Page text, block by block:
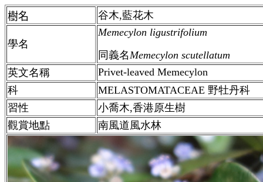
樹名 谷木,藍花木
學名
Memecylon ligustrifolium
同義名Memecylon scutellatum
英文名稱
Privet-leaved Memecylon
科
MELASTOMATACEAE 野牡丹科
習性
小喬木,香港原生樹
觀賞地點
南風道風水林